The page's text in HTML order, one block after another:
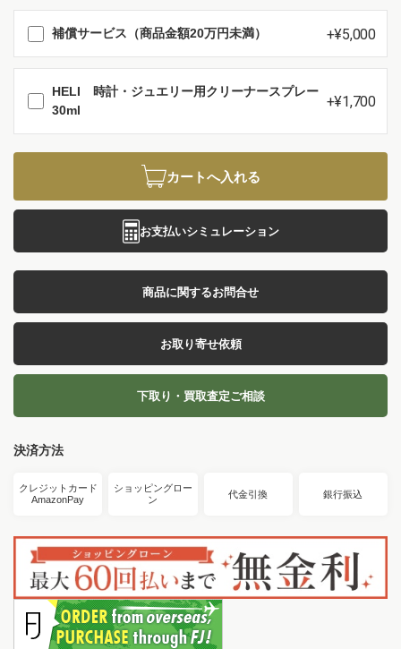
補償サービス（商品金額20万円未満） +¥5,000
HELI 時計・ジュエリー用クリーナースプレー
30ml
+¥1,700
カートへ入れる
お支払いシミュレーション
商品に関するお問合せ
お取り寄せ依頼
下取り・買取査定ご相談
決済方法
クレジットカード
AmazonPay
ショッピングロー
ン
代金引換 銀行振込